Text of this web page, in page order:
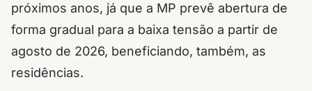
próximos anos, já que a MP prevê abertura de
forma gradual para a baixa tensão a partir de
agosto de 2026, beneficiando, também, as
residências.